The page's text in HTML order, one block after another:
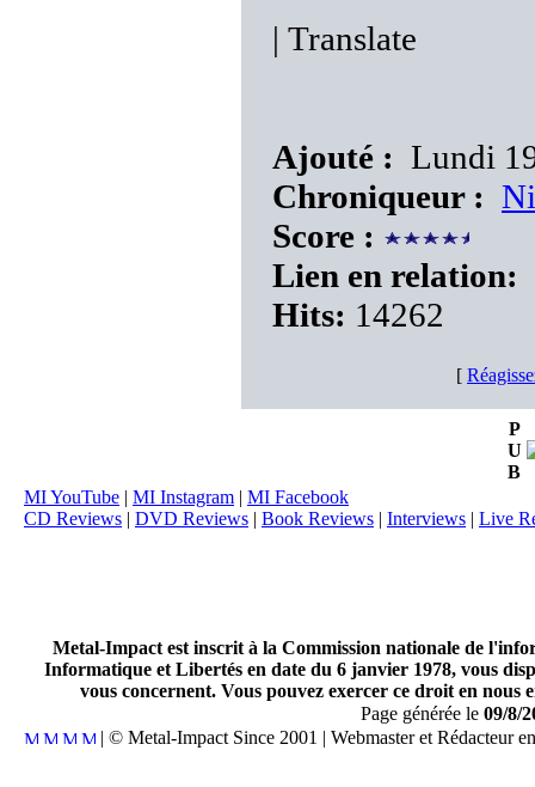
| Translate
Ajouté : Lundi
Chroniqueur :
Score :
Lien en relation:
Hits: 14262
[
P
U
B
MI YouTube | MI Instagram | MI Facebook
CD Reviews | DVD Reviews | Book Reviews | Interviews | Live
Metal-Impact est inscrit à la Commission nationale de
Informatique et Libertés en date du 6 janvier 1978, vous
vous concernent. Vous pouvez exercer ce droit en
Page générée le 09/8/
| © Metal-Impact Since 2001 | Webmaster et Rédacteur